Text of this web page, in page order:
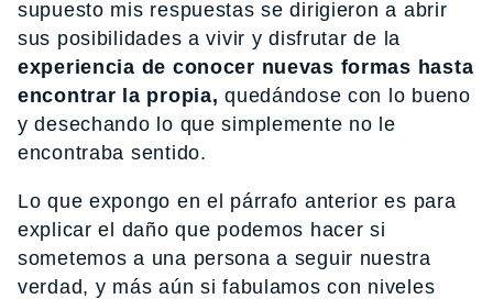
supuesto mis respuestas se dirigieron a abrir
sus posibilidades a vivir y disfrutar de la
experiencia de conocer nuevas formas hasta
encontrar la propia, quedándose con lo bueno
y desechando lo que simplemente no le
encontraba sentido.
Lo que expongo en el párrafo anterior es para
explicar el daño que podemos hacer si
sometemos a una persona a seguir nuestra
verdad, y más aún si fabulamos con niveles